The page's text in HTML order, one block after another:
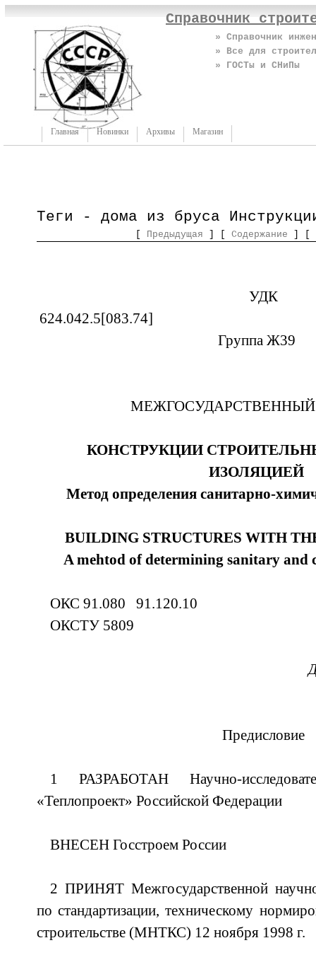
Справочник
» Справочник
» Все для
» ГОСТы и СНиПы
Главная Новинки Архивы Магазин
Теги - дома из бруса
Предыдущая Содержание
УДК
Группа Ж39
МЕЖГОСУДАРСТВЕННЫЙ
КОНСТРУКЦИИ
ИЗОЛЯЦИЕЙ
Метод определения санитарно-
BUILDING STRUCTURES WITH
A mehtod of determining sanitary and
ОКС 91.080 91.120.10
ОКСТУ 5809
Предисловие
1 РАЗРАБОТАН Научно-
«Теплопроект» Российской Федерации
ВНЕСЕН Госстроем России
2 ПРИНЯТ Межгосударственной
по стандартизации, техническому
строительстве (МНТКС) 12 ноября 1998 г.